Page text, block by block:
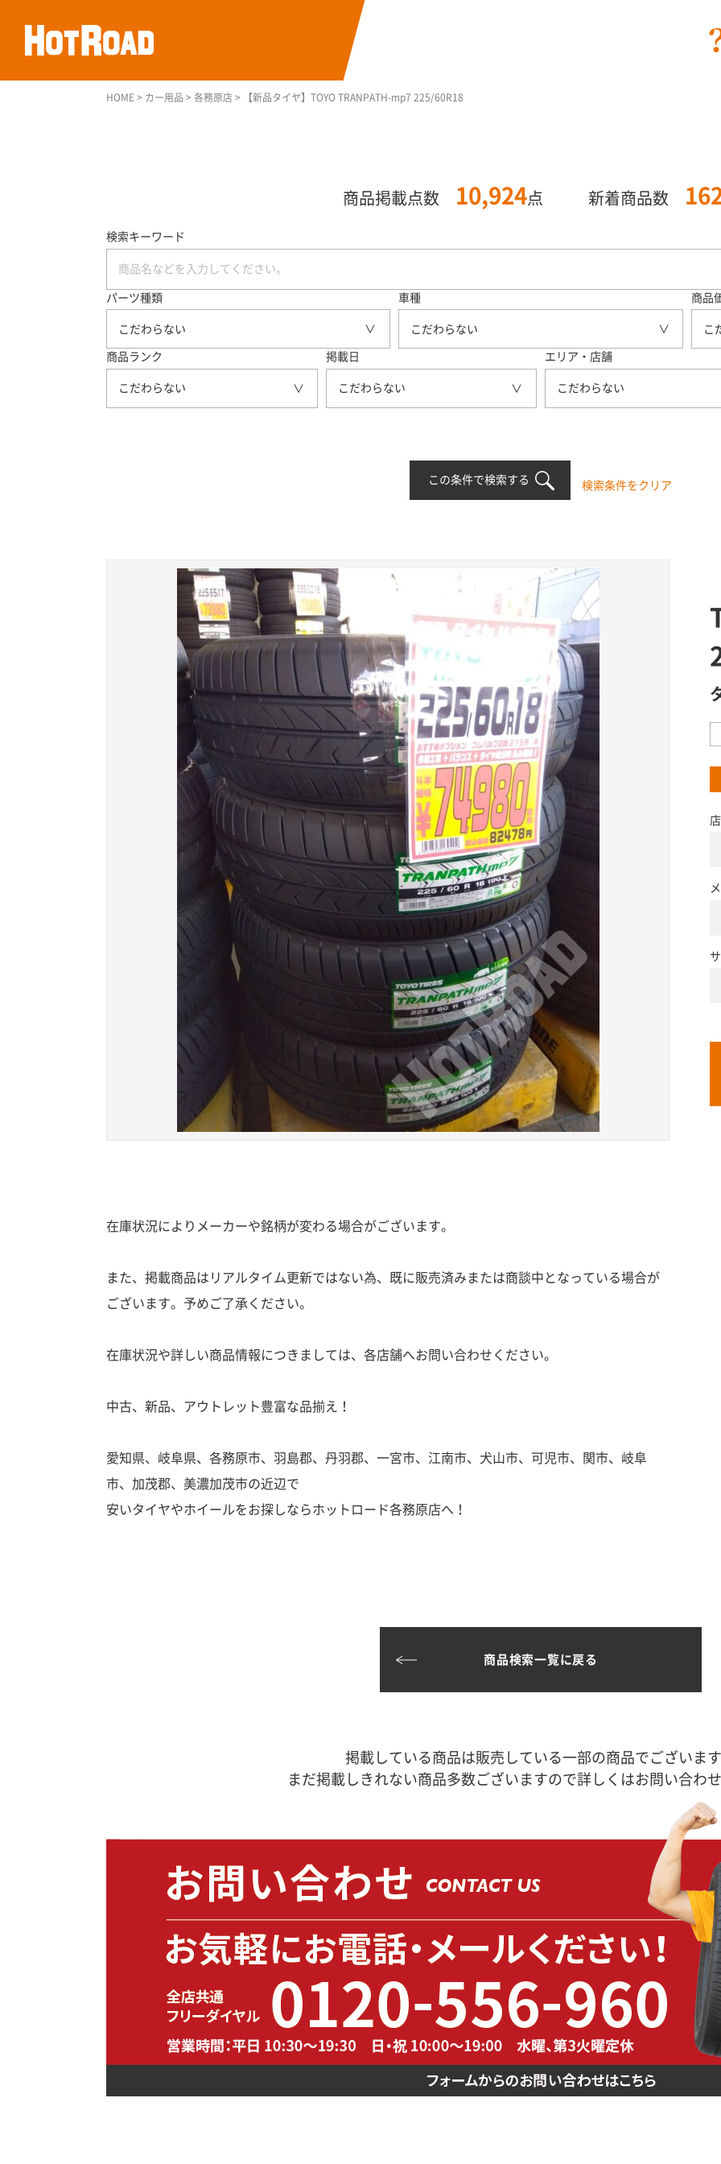
HOME > カー用品 > 各務原店 > 【新品タイヤ】TOYO TRANPATH-mp7 225/60R18
商品掲載点数 10,924点 新着商品数
検索キーワード
パーツ種類
こだわらない
車種
こだわらない
商品
こ
商品ランク
こだわらない
掲載日
こだわらない
エリア・店舗
こだわらない
この条件で検索する 検索条件をクリア
在庫状況によりメーカーや銘柄が変わる場合がございます。
また、掲載商品はリアルタイム更新ではない為、既に販売済みまたは商談中となっている場合が
ございます。予めご了承ください。
在庫状況や詳しい商品情報につきましては、各店舗へお問い合わせください。
中古、新品、アウトレット豊富な品揃え！
愛知県、岐阜県、各務原市、羽島郡、丹羽郡、一宮市、江南市、犬山市、可児市、関市、岐阜
市、加茂郡、美濃加茂市の近辺で
安いタイヤやホイールをお探しならホットロード各務原店へ！
商品検索一覧に戻る
掲載している商品は販売している一部の商品でございます
まだ掲載しきれない商品多数ございますので詳しくはお問い合わせ